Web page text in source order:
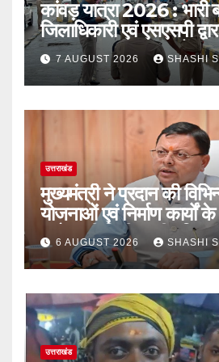
कांवड़ यात्रा 2026 : भारी
जिलाधिकारी एवं एसएसपी
भ्रमण, सुरक्षा व्यवस्थाओं का
7 AUGUST 2026 SHASHI
उत्तराखंड
मुख्यमंत्री ने प्रदान की
योजनाओं एवं निर्माण कार्यों
करोड़ की वित्तीय स्वीकृति
6 AUGUST 2026 SHASHI
उत्तराखंड